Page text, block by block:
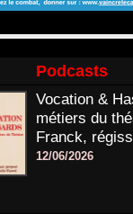
Podcasts
Vocation &
métiers du
Franck,
12/06/2026